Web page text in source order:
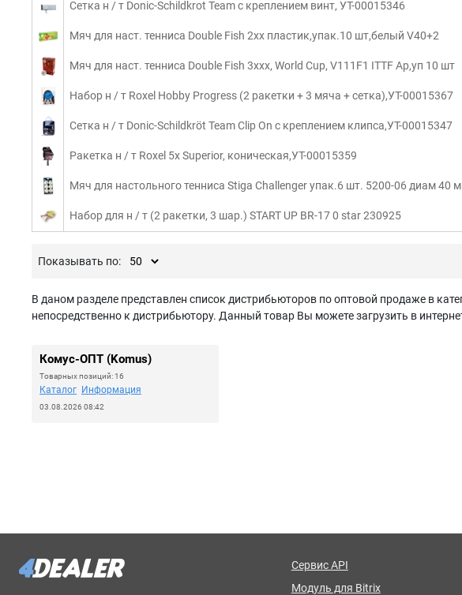
Сетка н / т Donic-Schildkrot Team с креплением винт, УТ-00015346
Мяч для наст. тенниса Double Fish 2xx плаcтик,упак.10 шт,белый V40+2
Мяч для наст. тенниса Double Fish 3xxx, World Cup, V111F1 ITTF Ap,уп 10 шт
Набор н / т Roxel Hobby Progress (2 ракетки + 3 мяча + сетка),УТ-00015367
Сетка н / т Donic-Schildkröt Team Clip On с креплением клипса,УТ-00015347
Ракетка н / т Roxel 5x Superior, коническая,УТ-00015359
Мяч для настольного тенниса Stiga Challenger упак.6 шт. 5200-06 диам 40
Набор для н / т (2 ракетки, 3 шар.) START UP BR-17 0 star 230925
Показывать по:
В даном разделе представлен список дистрибьюторов по оптовой продаже в
непосредственно к дистрибьютору. Данный товар Вы можете загрузить в
Комус-ОПТ (Komus)
Товарных позиций: 16
Каталог Информация
03.08.2026 08:42
Сервис API
Модуль для Bitrix